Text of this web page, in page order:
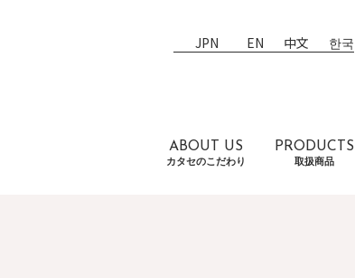
JPN EN 中文 한국
ABOUT US
カタセのこだわり
PRODUCTS
取扱商品